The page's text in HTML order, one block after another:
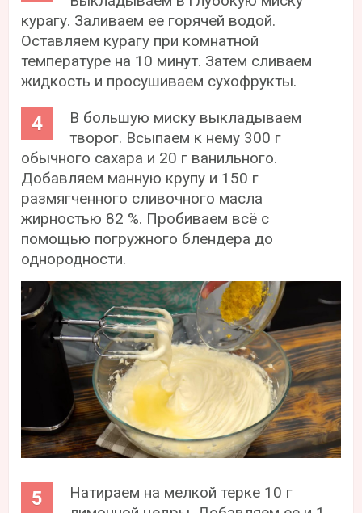
курагу. Заливаем ее горячей водой.
Оставляем курагу при комнатной
температуре на 10 минут. Затем сливаем
жидкость и просушиваем сухофрукты.
В большую миску выкладываем
творог. Всыпаем к нему 300 г
обычного сахара и 20 г ванильного.
Добавляем манную крупу и 150 г
размягченного сливочного масла
жирностью 82 %. Пробиваем всё с
помощью погружного блендера до
однородности.
Натираем на мелкой терке 10 г